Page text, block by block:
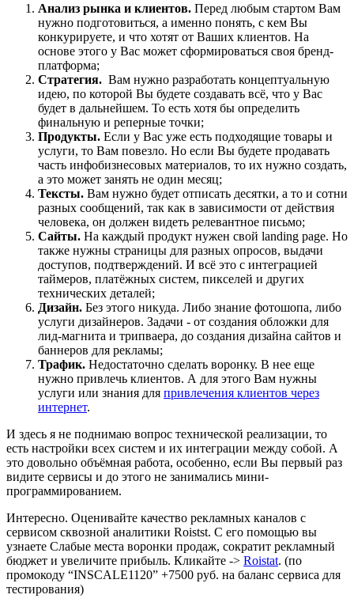
Анализ рынка и клиентов. Перед любым стартом Вам
нужно подготовиться, а именно понять, с кем Вы
конкурируете, и что хотят от Ваших клиентов. На
основе этого у Вас может сформироваться своя бренд-
платформа;
Стратегия. Вам нужно разработать концептуальную
идею, по которой Вы будете создавать всё, что у Вас
будет в дальнейшем. То есть хотя бы определить
финальную и реперные точки;
Продукты. Если у Вас уже есть подходящие товары и
услуги, то Вам повезло. Но если Вы будете продавать
часть инфобизнесовых материалов, то их нужно создать,
а это может занять не один месяц;
Тексты. Вам нужно будет отписать десятки, а то и сотни
разных сообщений, так как в зависимости от действия
человека, он должен видеть релевантное письмо;
Сайты. На каждый продукт нужен свой landing page. Но
также нужны страницы для разных опросов, выдачи
доступов, подтверждений. И всё это с интеграцией
таймеров, платёжных систем, пикселей и других
технических деталей;
Дизайн. Без этого никуда. Либо знание фотошопа, либо
услуги дизайнеров. Задачи - от создания обложки для
лид-магнита и трипваера, до создания дизайна сайтов и
баннеров для рекламы;
Трафик. Недостаточно сделать воронку. В нее еще
нужно привлечь клиентов. А для этого Вам нужны
услуги или знания для привлечения клиентов через
интернет.
И здесь я не поднимаю вопрос технической реализации, то
есть настройки всех систем и их интеграции между собой. А
это довольно объёмная работа, особенно, если Вы первый раз
видите сервисы и до этого не занимались мини-
программированием.
Интересно. Оценивайте качество рекламных каналов с
сервисом сквозной аналитики Roistst. С его помощью вы
узнаете Слабые места воронки продаж, сократит рекламный
бюджет и увеличите прибыль. Кликайте -> Roistat. (по
промокоду “INSCALE1120” +7500 руб. на баланс сервиса для
тестирования)